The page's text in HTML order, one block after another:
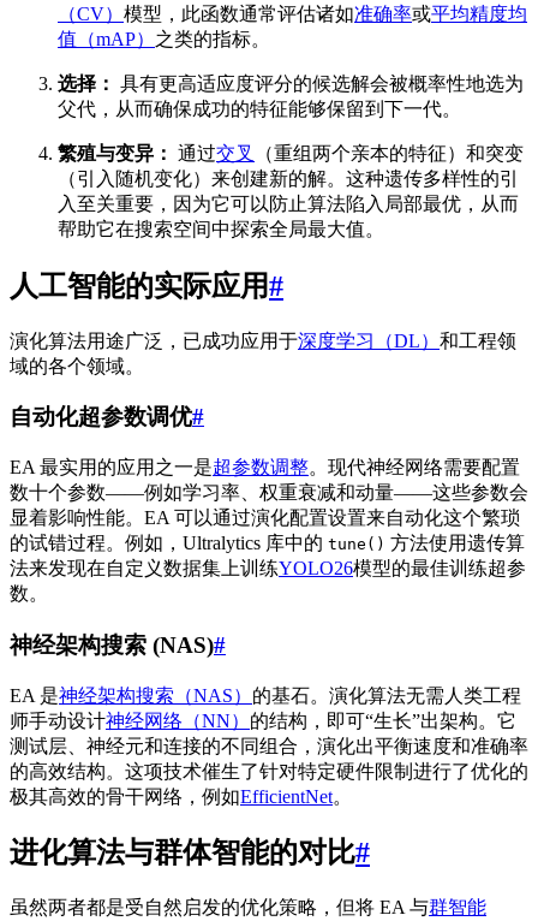
（CV） 模型，此函数通常评估诸如准确率或平均精度均
值（mAP） 之类的指标。
选择： 具有更高适应度评分的候选解会被概率性地选为
父代，从而确保成功的特征能够保留到下一代。
繁殖与变异： 通过交叉
（重组两个亲本的特征）和突变
（引入随机变化）来创建新的解。这种遗传多样性的引
入至关重要，因为它可以防止算法陷入局部最优，从而
帮助它在搜索空间中探索全局最大值。
人工智能的实际应用#
演化算法用途广泛，已成功应用于深度学习（DL） 和工程领
域的各个领域。
自动化超参数调优#
EA 最实用的应用之一是超参数调整。现代神经网络需要配置
数十个参数——例如学习率、权重衰减和动量——这些参数会
显着影响性能。EA 可以通过演化配置设置来自动化这个繁琐
的试错过程。例如，Ultralytics 库中的 tune() 方法使用遗传算
法来发现在自定义数据集上训练YOLO26模型的最佳训练超参
数。
神经架构搜索 (NAS)#
EA 是神经架构搜索（NAS） 的基石。演化算法无需人类工程
师手动设计神经网络（NN） 的结构，即可“生长”出架构。它
测试层、神经元和连接的不同组合，演化出平衡速度和准确率
的高效结构。这项技术催生了针对特定硬件限制进行了优化的
极其高效的骨干网络，例如EfficientNet。
进化算法与群体智能的对比#
虽然两者都是受自然启发的优化策略，但将 EA 与群智能